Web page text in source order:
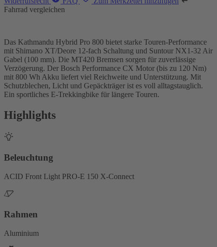
Fahrrad vergleichen
Das Kathmandu Hybrid Pro 800 bietet starke Touren-Performance
mit Shimano XT/Deore 12-fach Schaltung und Suntour NX1-32 Air
Gabel (100 mm). Die MT420 Bremsen sorgen für zuverlässige
Verzögerung. Der Bosch Performance CX Motor (bis zu 120 Nm)
mit 800 Wh Akku liefert viel Reichweite und Unterstützung. Mit
Schutzblechen, Licht und Gepäckträger ist es voll alltagstauglich.
Ein sportliches E-Trekkingbike für längere Touren.
Highlights
Beleuchtung
ACID Front Light PRO-E 150 X-Connect
Rahmen
Aluminium